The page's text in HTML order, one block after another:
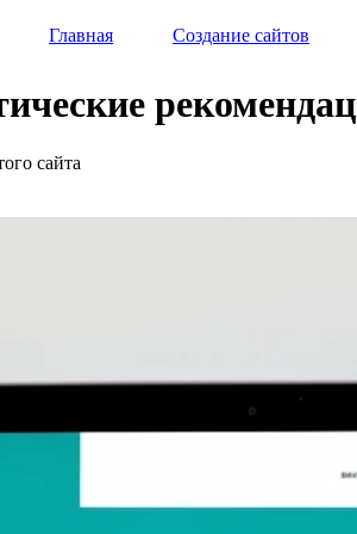
Главная Создание сайтов
сайта